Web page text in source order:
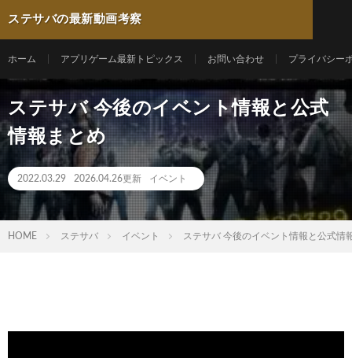
ステサバの最新動画考察
ホーム アプリゲーム最新トピックス お問い合わせ プライバシー
ステサバ 今後のイベント情報と公式
情報まとめ
2022.03.29 2026.04.26更新 イベント
HOME ステサバ イベント ステサバ 今後のイベント情報と公式情